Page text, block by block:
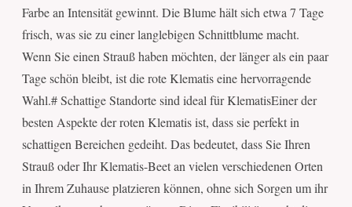
Farbe an Intensität gewinnt. Die Blume hält sich etwa 7 Tage
frisch, was sie zu einer langlebigen Schnittblume macht.
Wenn Sie einen Strauß haben möchten, der länger als ein paar
Tage schön bleibt, ist die rote Klematis eine hervorragende
Wahl.# Schattige Standorte sind ideal für KlematisEiner der
besten Aspekte der roten Klematis ist, dass sie perfekt in
schattigen Bereichen gedeiht. Das bedeutet, dass Sie Ihren
Strauß oder Ihr Klematis-Beet an vielen verschiedenen Orten
in Ihrem Zuhause platzieren können, ohne sich Sorgen um ihr